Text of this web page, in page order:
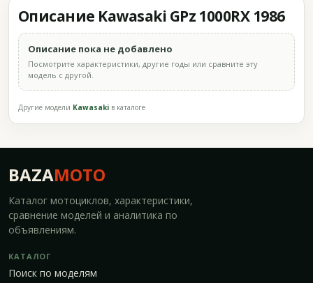
Описание Kawasaki GPz 1000RX 1986
Описание пока не добавлено
Посмотрите характеристики, другие годы или сравните эту
модель с другой.
Другие модели Kawasaki в каталоге
BAZAMOTO
Каталог мотоциклов, характеристики,
сравнение моделей и аналитика по
объявлениям.
КАТАЛОГ
Поиск по моделям